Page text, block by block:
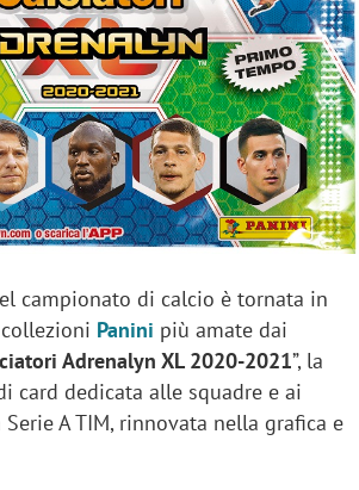
campionato di calcio è tornata in
Panini più amate dai
Adrenalyn XL 2020-2021”, la
card dedicata alle squadre e ai
A TIM, rinnovata nella grafica e